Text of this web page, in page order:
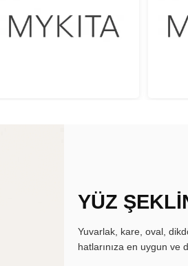
YÜZ
Yuvarlak, kare, oval,
hatlarınıza en uygun ve